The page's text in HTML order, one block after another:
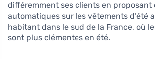
différemment ses clients en proposant
automatiques sur les vêtements d’été
habitant dans le sud de la France, où
sont plus clémentes en été.